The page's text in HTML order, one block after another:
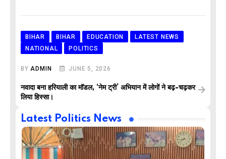
BIHAR BIHAR EDUCATION
LATEST NEWS
NATIONAL
POLITICS
BYADMIN JUNE 5, 2026
नवादा बना हरियाली का मॉडल, ‘नेम ट्री’ अभियान में लोगों ने बढ़-चढ़कर
लिया हिस्सा।
Latest Politics News